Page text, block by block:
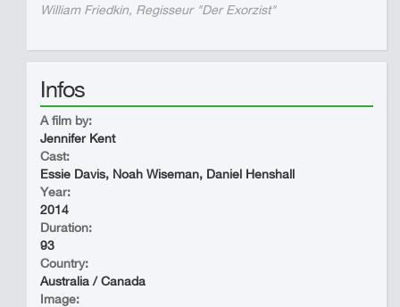
William Friedkin, Regisseur "Der Exorzist"
Infos
A film by:
Jennifer Kent
Cast:
Essie Davis, Noah Wiseman, Daniel Henshall
Year:
2014
Duration:
93
Country:
Australia / Canada
Image: